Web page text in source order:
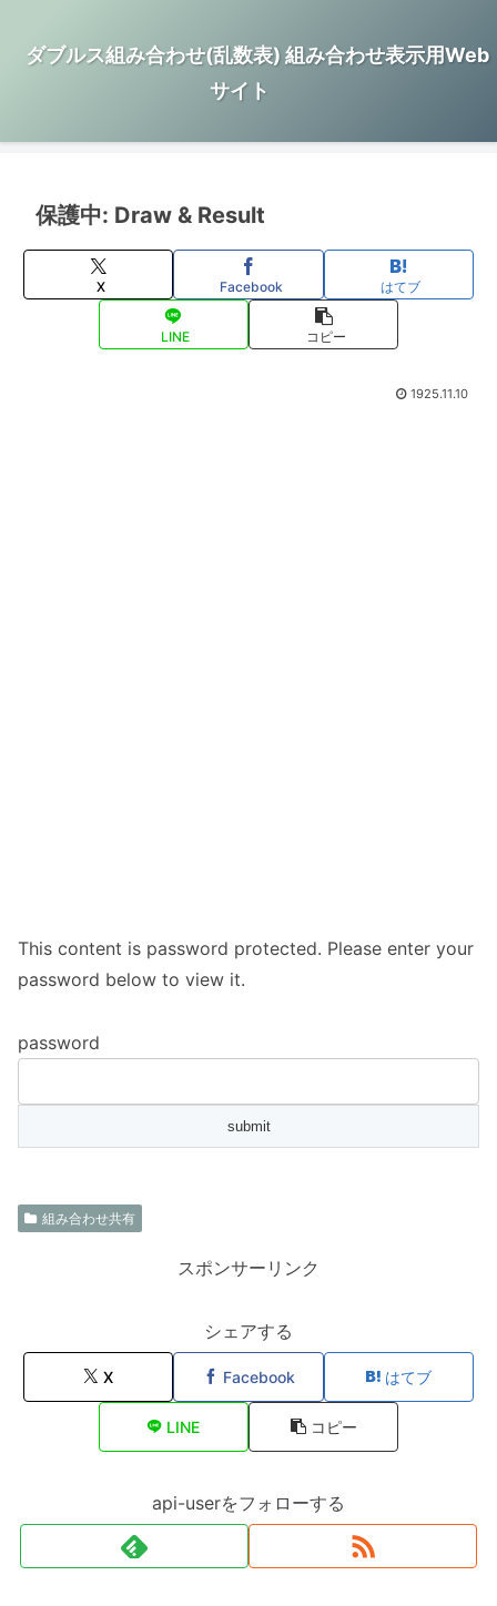
ダブルス組み合わせ(乱数表) 組み合わせ表示用Web
サイト
保護中: Draw & Result
X Facebook はてブ
LINE コピー
1925.11.10
This content is password protected. Please enter your
password below to view it.
password
組み合わせ共有
スポンサーリンク
シェアする
X Facebook はてブ
LINE コピー
api-userをフォローする